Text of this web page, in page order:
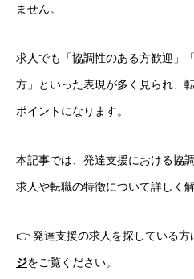
ません。
求人でも「協調性のある方歓迎」
方」といった表現が多く見られ、
ポイントになります。
本記事では、発達支援における協
求人や転職の特徴について詳しく解
👉 発達支援の求人を探している方
ジをご覧ください。